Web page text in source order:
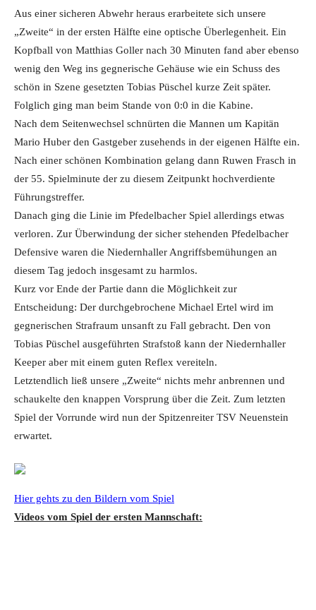
Aus einer sicheren Abwehr heraus erarbeitete sich unsere
„Zweite“ in der ersten Hälfte eine optische Überlegenheit. Ein
Kopfball von Matthias Goller nach 30 Minuten fand aber ebenso
wenig den Weg ins gegnerische Gehäuse wie ein Schuss des
schön in Szene gesetzten Tobias Püschel kurze Zeit später.
Folglich ging man beim Stande von 0:0 in die Kabine.
Nach dem Seitenwechsel schnürten die Mannen um Kapitän
Mario Huber den Gastgeber zusehends in der eigenen Hälfte ein.
Nach einer schönen Kombination gelang dann Ruwen Frasch in
der 55. Spielminute der zu diesem Zeitpunkt hochverdiente
Führungstreffer.
Danach ging die Linie im Pfedelbacher Spiel allerdings etwas
verloren. Zur Überwindung der sicher stehenden Pfedelbacher
Defensive waren die Niedernhaller Angriffsbemühungen an
diesem Tag jedoch insgesamt zu harmlos.
Kurz vor Ende der Partie dann die Möglichkeit zur
Entscheidung: Der durchgebrochene Michael Ertel wird im
gegnerischen Strafraum unsanft zu Fall gebracht. Den von
Tobias Püschel ausgeführten Strafstoß kann der Niedernhaller
Keeper aber mit einem guten Reflex vereiteln.
Letztendlich ließ unsere „Zweite“ nichts mehr anbrennen und
schaukelte den knappen Vorsprung über die Zeit. Zum letzten
Spiel der Vorrunde wird nun der Spitzenreiter TSV Neuenstein
erwartet.
Hier gehts zu den Bildern vom Spiel
Videos vom Spiel der ersten Mannschaft: